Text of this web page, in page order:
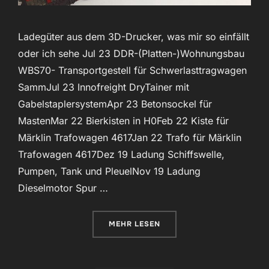
Ladegüter aus dem 3D-Drucker, was mir so einfällt
oder ich sehe Jul 23 DDR-(Platten-)Wohnungsbau
WBS70- Transportgestell für Schwerlasttragwagen
SammJul 23 Innofreight DryTainer mit
GabelstaplersystemApr 23 Betonsockel für
MastenMar 22 Bierkisten in H0Feb 22 Kiste für
Märklin Trafowagen 4617Jan 22 Trafo für Märklin
Trafowagen 4617Dez 19 Ladung Schiffswelle,
Pumpen, Tank und PleuelNov 19 Ladung
Dieselmotor Spur …
MEHR ÜBER „LADEGÜTER“
LESEN